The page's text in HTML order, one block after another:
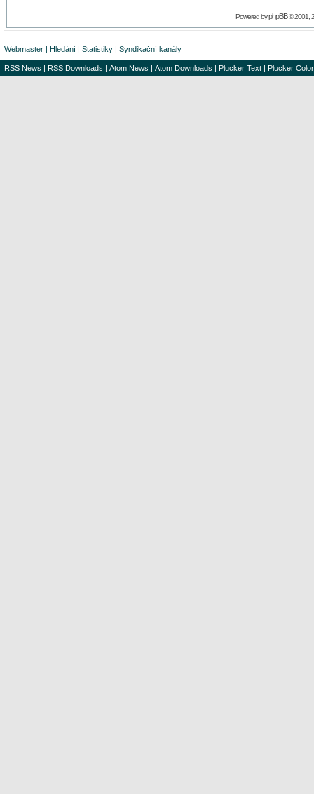
Powered byphpBB© 2001,
Webmaster | Hledání | Statistiky | Syndikační kanály
RSS News | RSS Downloads | Atom News | Atom Downloads | Plucker Text | Plucker Color